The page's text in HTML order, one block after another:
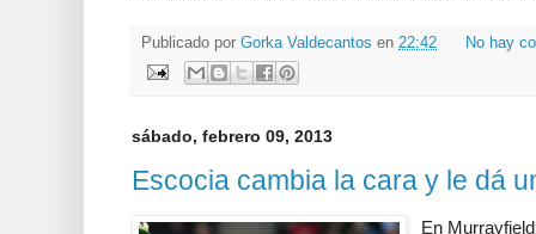
Publicado por Gorka Valdecantos en 22:42 No hay
sábado, febrero 09, 2013
Escocia cambia la cara y le dá
En